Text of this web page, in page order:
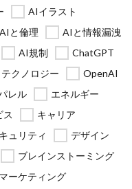
AIイラスト
AIと倫理
AIと情報漏洩
AI規制
ChatGPT
クノロジー
OpenAI
レル
エネルギー
ス
キャリア
ュリティ
デザイン
ブレインストーミング
マーケティング